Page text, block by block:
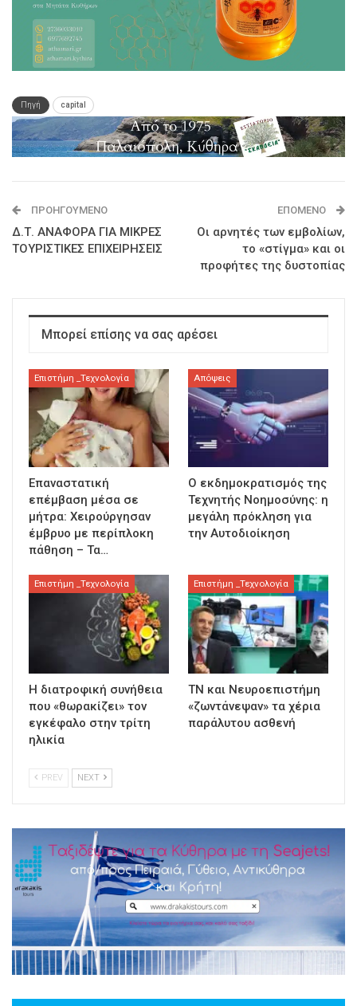
Πηγή capital
ΠΡΟΗΓΟΎΜΕΝΟ
Δ.Τ. ΑΝΑΦΟΡΑ ΓΙΑ ΜΙΚΡΕΣ
ΤΟΥΡΙΣΤΙΚΕΣ ΕΠΙΧΕΙΡΗΣΕΙΣ
ΕΠΌΜΕΝΟ
Οι αρνητές των εμβολίων,
το «στίγμα» και οι
προφήτες της δυστοπίας
Μπορεί επίσης να σας αρέσει
Επιστήμη _Τεχνολογία
Επαναστατική
επέμβαση μέσα σε
μήτρα: Χειρούργησαν
έμβρυο με περίπλοκη
πάθηση – Τα…
Απόψεις
Ο εκδημοκρατισμός της
Τεχνητής Νοημοσύνης: η
μεγάλη πρόκληση για
την Αυτοδιοίκηση
Επιστήμη _Τεχνολογία
Η διατροφική συνήθεια
που «θωρακίζει» τον
εγκέφαλο στην τρίτη
ηλικία
Επιστήμη _Τεχνολογία
ΤΝ και Νευροεπιστήμη
«ζωντάνεψαν» τα χέρια
παράλυτου ασθενή
PREV NEXT